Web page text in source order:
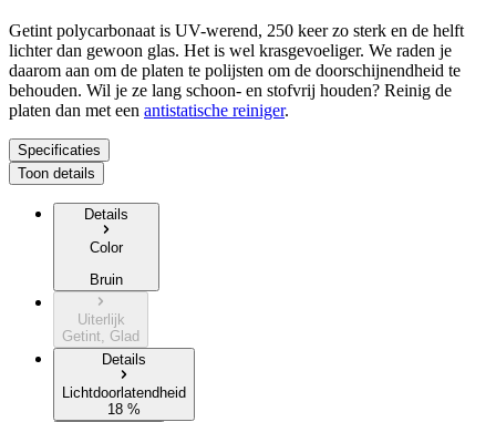
Getint polycarbonaat is UV-werend, 250 keer zo sterk en de helft
lichter dan gewoon glas. Het is wel krasgevoeliger. We raden je
daarom aan om de platen te polijsten om de doorschijnendheid te
behouden. Wil je ze lang schoon- en stofvrij houden? Reinig de
platen dan met een antistatische reiniger.
Specificaties
Toon details
Details
Color
Bruin
Uiterlijk
Getint, Glad
Details
Lichtdoorlatendheid
18 %